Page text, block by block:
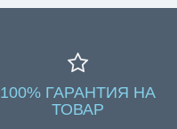
100% ГАРАНТИЯ НА
ТОВАР